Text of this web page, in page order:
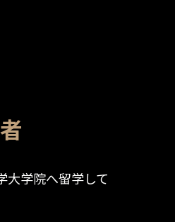
大学院へ留学して